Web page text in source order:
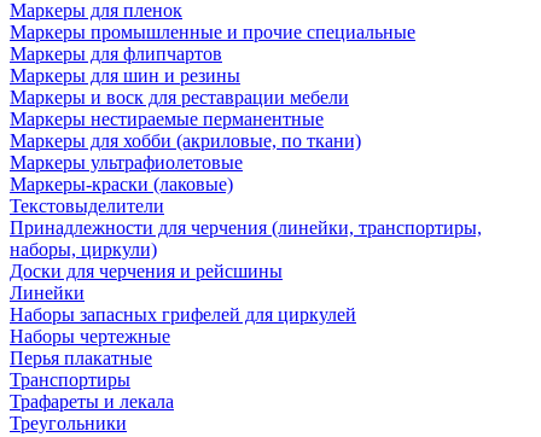
Маркеры для пленок
Маркеры промышленные и прочие специальные
Маркеры для флипчартов
Маркеры для шин и резины
Маркеры и воск для реставрации мебели
Маркеры нестираемые перманентные
Маркеры для хобби (акриловые, по ткани)
Маркеры ультрафиолетовые
Маркеры-краски (лаковые)
Текстовыделители
Принадлежности для черчения (линейки, транспортиры,
наборы, циркули)
Доски для черчения и рейсшины
Линейки
Наборы запасных грифелей для циркулей
Наборы чертежные
Перья плакатные
Транспортиры
Трафареты и лекала
Треугольники